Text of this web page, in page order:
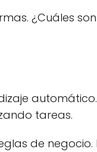
¿Cuáles
tareas.
de